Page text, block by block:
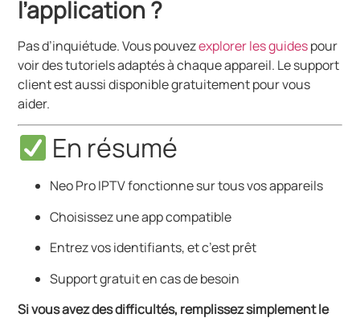
l’application ?
Pas d’inquiétude. Vous pouvezexplorer les guidespour
voir des tutoriels adaptés à chaque appareil. Le support
client est aussi disponible gratuitement pour vous
aider.
En résumé
Neo Pro IPTV fonctionne sur tous vos appareils
Choisissez une app compatible
Entrez vos identifiants, et c’est prêt
Support gratuit en cas de besoin
Si vous avez des difficultés, remplissez simplement le